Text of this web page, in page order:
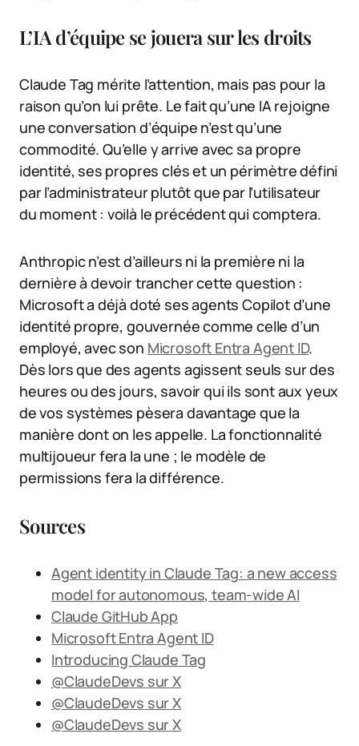
L’IA d’équipe se jouera sur les droits
Claude Tag mérite l’attention, mais pas pour la
raison qu’on lui prête. Le fait qu’une IA rejoigne
une conversation d’équipe n’est qu’une
commodité. Qu’elle y arrive avec sa propre
identité, ses propres clés et un périmètre défini
par l’administrateur plutôt que par l’utilisateur
du moment : voilà le précédent qui comptera.
Anthropic n’est d’ailleurs ni la première ni la
dernière à devoir trancher cette question :
Microsoft a déjà doté ses agents Copilot d’une
identité propre, gouvernée comme celle d’un
employé, avec son Microsoft Entra Agent ID.
Dès lors que des agents agissent seuls sur des
heures ou des jours, savoir qui ils sont aux yeux
de vos systèmes pèsera davantage que la
manière dont on les appelle. La fonctionnalité
multijoueur fera la une ; le modèle de
permissions fera la différence.
Sources
Agent identity in Claude Tag: a new access
model for autonomous, team-wide AI
Claude GitHub App
Microsoft Entra Agent ID
Introducing Claude Tag
@ClaudeDevs sur X
@ClaudeDevs sur X
@ClaudeDevs sur X